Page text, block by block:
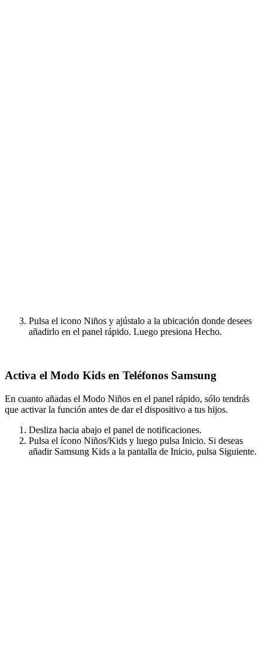
Pulsa el icono Niños y ajústalo a la ubicación donde desees
añadirlo en el panel rápido. Luego presiona Hecho.
Activa el Modo Kids en Teléfonos Samsung
En cuanto añadas el Modo Niños en el panel rápido, sólo tendrás
que activar la función antes de dar el dispositivo a tus hijos.
Desliza hacia abajo el panel de notificaciones.
Pulsa el ícono Niños/Kids y luego pulsa Inicio. Si deseas
añadir Samsung Kids a la pantalla de Inicio, pulsa Siguiente.